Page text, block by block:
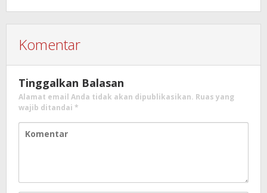
Komentar
Tinggalkan Balasan
Alamat email Anda tidak akan dipublikasikan. Ruas yang
wajib ditandai *